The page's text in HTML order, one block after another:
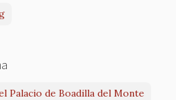
Palacio de Boadilla del Monte